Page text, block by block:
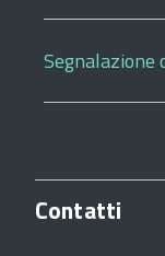
Segnalazione
Contatti